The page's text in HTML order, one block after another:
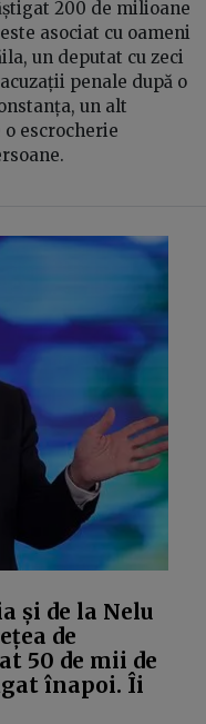
200 de milioane
asociat cu oameni
un deputat cu zeci
penale după o
un alt
escrocherie
și de la Nelu
de
50 de mii de
înapoi. Îi